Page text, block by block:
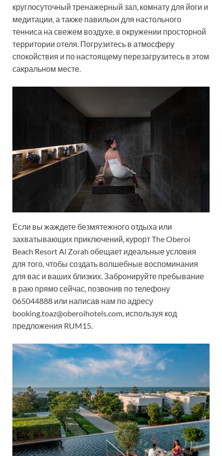
круглосуточный тренажерный зал, комнату для йоги и
медитации, а также павильон для настольного
тенниса на свежем воздухе, в окружении просторной
территории отеля. Погрузитесь в атмосферу
спокойствия и по настоящему перезагрузитесь в этом
сакральном месте.
Если вы жаждете безмятежного отдыха или
захватывающих приключений, курорт The Oberoi
Beach Resort Al Zorah обещает идеальные условия
для того, чтобы создать волшебные воспоминания
для вас и ваших близких. Забронируйте пребывание
в раю прямо сейчас, позвонив по телефону
065044888 или написав нам по адресу
booking.toaz@oberoihotels.com, используя код
предложения RUM15.